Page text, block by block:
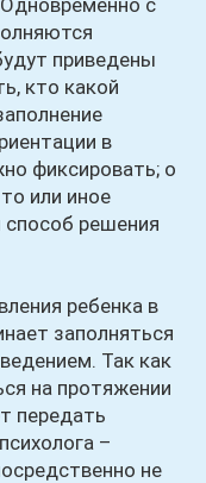
с
приведены
кто какой
в
фиксировать; о
или иное
способ решения
ребенка в
заполняться
Так как
на протяжении
передать
–
не